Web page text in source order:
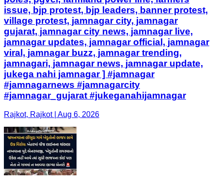
issue, bjp protest, bjp leaders, banner protest,
village protest, jamnagar city, jamnagar
gujarat, jamnagar city news, jamnagar live,
jamnagar updates, jamnagar official, jamnagar
viral, jamnagar buzz, jamnagar trending,
jamnagari, jamnagar news, jamnagar update,
jukega nahi jamnagar ] #jamnagar
#jamnagarnews #jamnagarcity
#jamnagar_gujarat #jukeganahijamnagar
Rajkot, Rajkot | Aug 6, 2026